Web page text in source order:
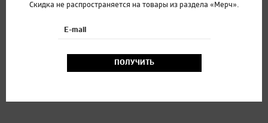
Скидка не распространяется на товары из раздела «Мерч».
E-mail
ПОЛУЧИТЬ
Поздравляем любимого автора
Куда сходить на этой неделе?